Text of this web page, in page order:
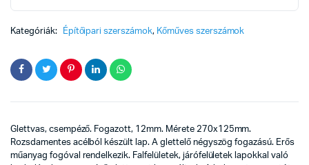
Kategóriák: Építőipari szerszámok, Kőműves szerszámok
Glettvas, csempéző. Fogazott, 12mm. Mérete 270x125mm.
Rozsdamentes acélból készült lap. A glettelő négyszög fogazású. Erős
műanyag fogóval rendelkezik. Falfelületek, járófelületek lapokkal való